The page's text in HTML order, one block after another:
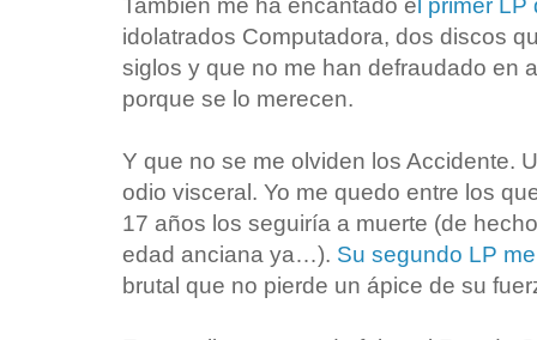
idolatrados Computadora, dos discos
siglos y que no me han defraudado en
porque se lo merecen.
Y que no se me olviden los Accidente.
odio visceral. Yo me quedo entre los
17 años los seguiría a muerte (de
edad anciana ya…). Su segundo LP
brutal que no pierde un ápice de su